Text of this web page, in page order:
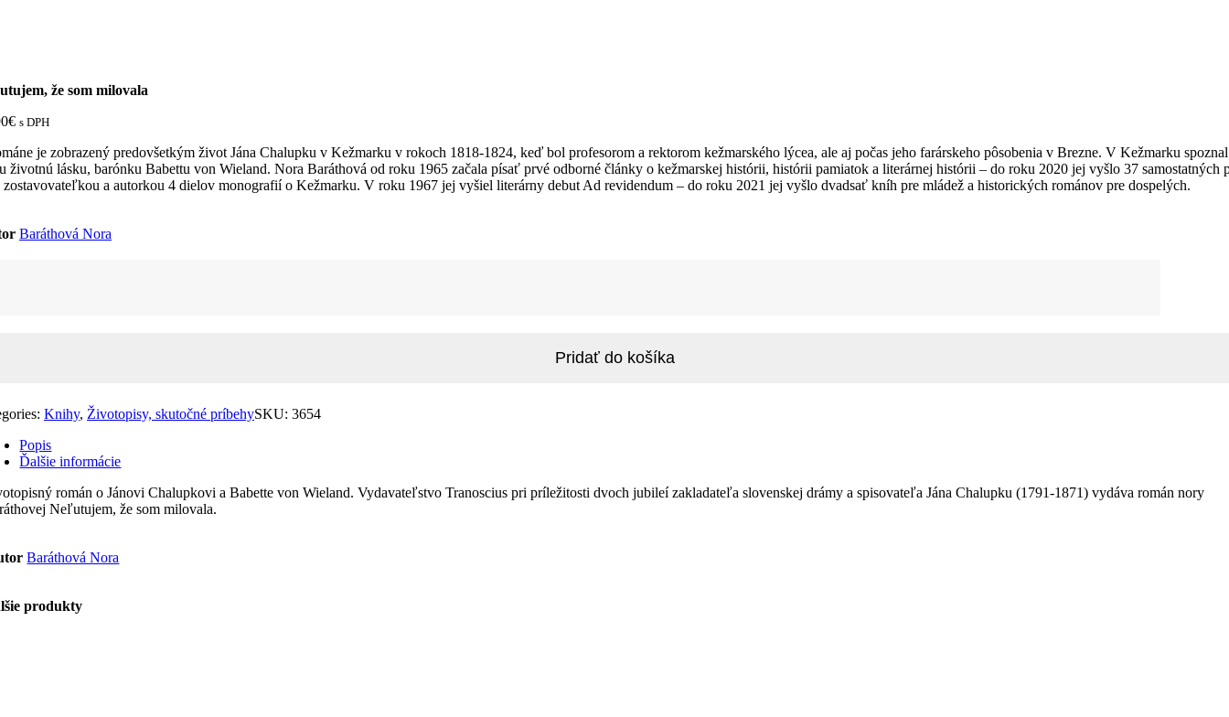
že som milovala
€ s DPH
je zobrazený predovšetkým život Jána Chalupku v Kežmarku v rokoch 1818-1824, keď bol profesorom a rektorom kežmarského lýcea, ale aj počas jeho farárskeho pôsobenia v Brezne. V Kežmarku spoznal
životnú lásku, barónku Babettu von Wieland. Nora Baráthová od roku 1965 začala písať prvé odborné články o kežmarskej histórii, histórii pamiatok a literárnej histórii – do roku 2020 jej vyšlo 37 samostatných
zostavovateľkou a autorkou 4 dielov monografií o Kežmarku. V roku 1967 jej vyšiel literárny debut Ad revidendum – do roku 2021 jej vyšlo dvadsať kníh pre mládež a historických románov pre dospelých.
Baráthová Nora
Pridať do košíka
Knihy, Životopisy, skutočné príbehySKU: 3654
Popis
Ďalšie informácie
román o Jánovi Chalupkovi a Babette von Wieland. Vydavateľstvo Tranoscius pri príležitosti dvoch jubileí zakladateľa slovenskej drámy a spisovateľa Jána Chalupku (1791-1871) vydáva román nory
Neľutujem, že som milovala.
Baráthová Nora
produkty